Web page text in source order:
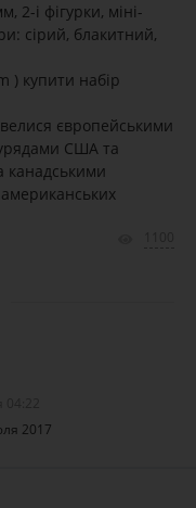
2-і фігурки, міні-
сірий, блакитний,
) купити набір
велися європейськими
США та
канадськими
2017